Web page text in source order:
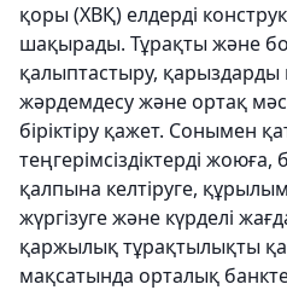
қоры (ХВҚ) елдерді
шақырады. Тұрақты және
қалыптастыру,
жәрдемдесу және ортақ
біріктіру қажет. Сонымен
теңгерімсіздіктерді жоюға,
қалпына келтіруге,
жүргізуге және күрделі
қаржылық тұрақтылықты
мақсатында орталық